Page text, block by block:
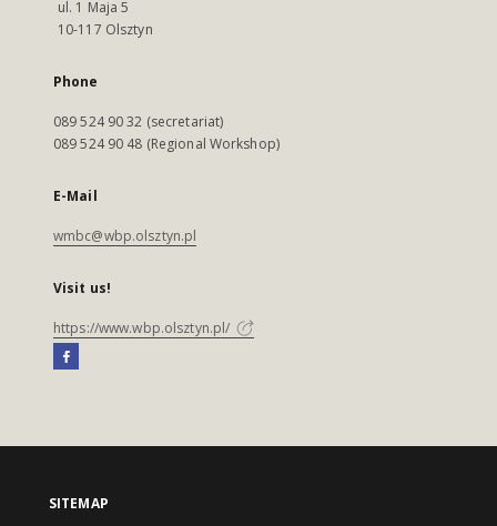
ul. 1 Maja 5
10-117 Olsztyn
Phone
089 524 90 32 (secretariat)
089 524 90 48 (Regional Workshop)
E-Mail
wmbc@wbp.olsztyn.pl
Visit us!
https://www.wbp.olsztyn.pl/
SITEMAP